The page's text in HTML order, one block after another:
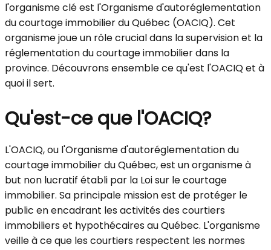
l'organisme clé est l'Organisme d'autoréglementation
du courtage immobilier du Québec (OACIQ). Cet
organisme joue un rôle crucial dans la supervision et la
réglementation du courtage immobilier dans la
province. Découvrons ensemble ce qu'est l'OACIQ et à
quoi il sert.
Qu'est-ce que l'OACIQ?
L'OACIQ, ou l'Organisme d'autoréglementation du
courtage immobilier du Québec, est un organisme à
but non lucratif établi par la Loi sur le courtage
immobilier. Sa principale mission est de protéger le
public en encadrant les activités des courtiers
immobiliers et hypothécaires au Québec. L'organisme
veille à ce que les courtiers respectent les normes